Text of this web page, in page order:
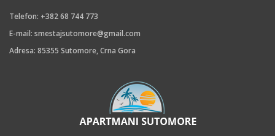
Telefon: +382 68 744 773
E-mail: smestajsutomore@gmail.com
Adresa: 85355 Sutomore, Crna Gora